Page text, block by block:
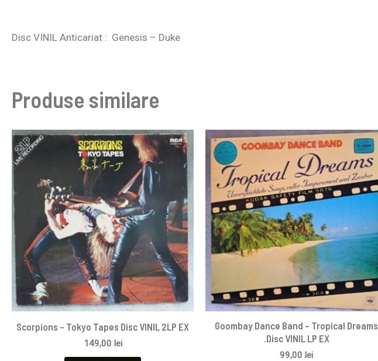
Disc VINIL Anticariat : Genesis – Duke
Produse similare
Scorpions ‎– Tokyo Tapes Disc VINIL 2LP EX
149,00 lei
Goombay Dance Band – Tropical Dreams
.Disc VINIL LP EX
99,00 lei